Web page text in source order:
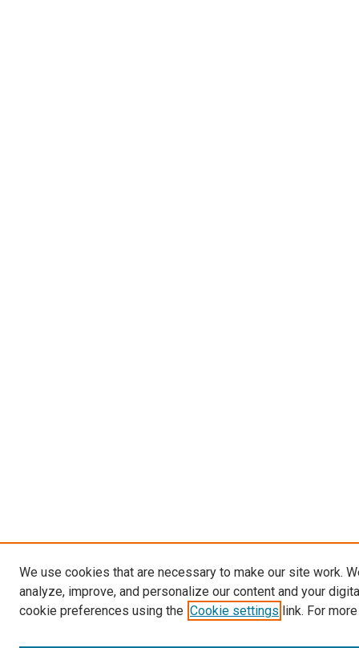
We use cookies that are necessary to make our site work.
analyze, improve, and personalize our content and your
cookie preferences using the Cookie settings link. For